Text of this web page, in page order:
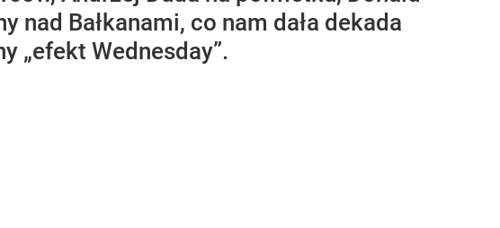
nad Bałkanami, co nam dała dekada
„efekt Wednesday”.